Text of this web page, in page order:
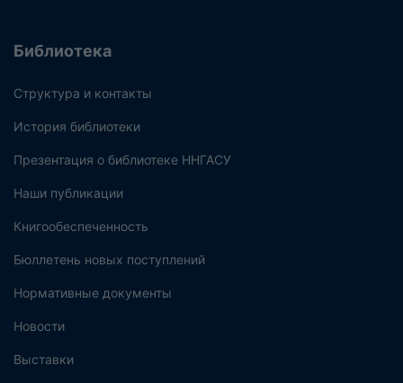
Библиотека
Структура и контакты
История библиотеки
Презентация о библиотеке ННГАСУ
Наши публикации
Книгообеспеченность
Бюллетень новых поступлений
Нормативные документы
Новости
Выставки